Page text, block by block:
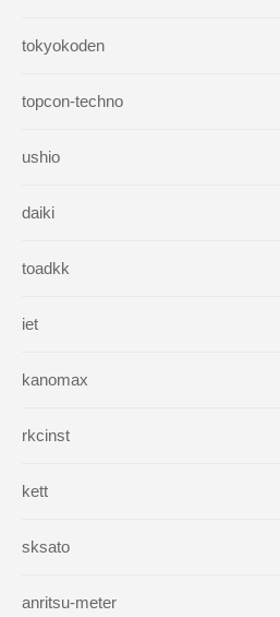
tokyokoden
topcon-techno
ushio
daiki
toadkk
iet
kanomax
rkcinst
kett
sksato
anritsu-meter